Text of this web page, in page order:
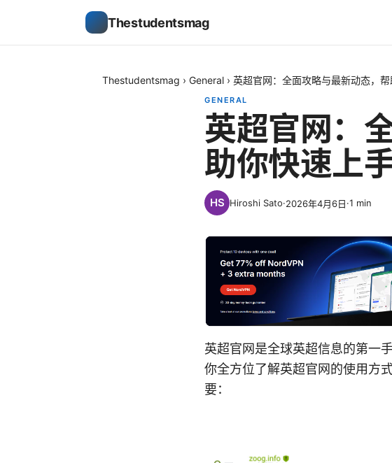
Thestudentsmag
Thestudentsmag › General › 英超官网：全面攻略与最新动态，
GENERAL
英超官网：
助你快速上
Hiroshi Sato·2026年4月6日·1 min
英超官网是全球英超信息的第一
你全方位了解英超官网的使用方
要：